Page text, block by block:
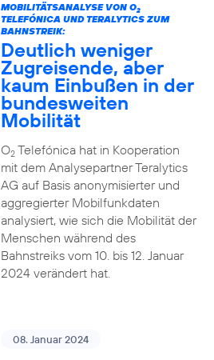
MOBILITÄTSANALYSE VON O2
TELEFÓNICA UND TERALYTICS ZUM
BAHNSTREIK:
Deutlich weniger
Zugreisende, aber
kaum Einbußen in der
bundesweiten
Mobilität
O2Telefónica hat in Kooperation
mit dem Analysepartner Teralytics
AG auf Basis anonymisierter und
aggregierter Mobilfunkdaten
analysiert, wie sich die Mobilität der
Menschen während des
Bahnstreiks vom 10. bis 12. Januar
2024 verändert hat.
08. Januar 2024